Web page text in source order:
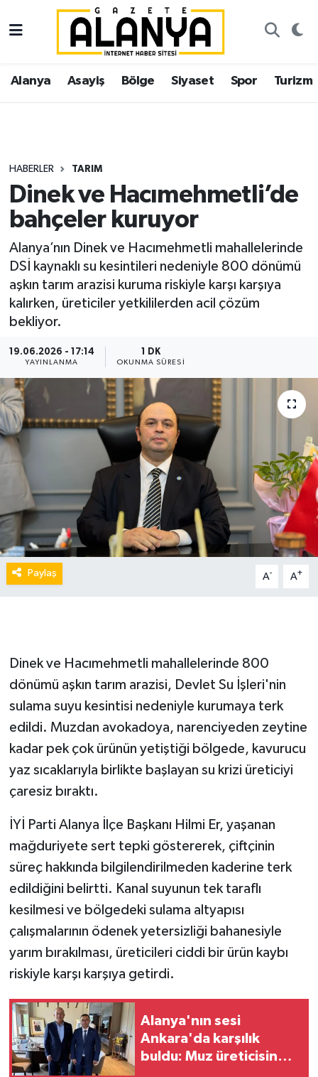
Alanya Asayiş Bölge Siyaset Spor Turizm
HABERLER TARIM
Dinek ve Hacımehmetli’de
bahçeler kuruyor
Alanya’nın Dinek ve Hacımehmetli mahallelerinde
DSİ kaynaklı su kesintileri nedeniyle 800 dönümü
aşkın tarım arazisi kuruma riskiyle karşı karşıya
kalırken, üreticiler yetkililerden acil çözüm
bekliyor.
19.06.2026 - 17:14
YAYINLANMA
1 DK
OKUNMA SÜRESI
Paylaş A- A+
Dinek ve Hacımehmetli mahallelerinde 800
dönümü aşkın tarım arazisi, Devlet Su İşleri'nin
sulama suyu kesintisi nedeniyle kurumaya terk
edildi. Muzdan avokadoya, narenciyeden zeytine
kadar pek çok ürünün yetiştiği bölgede, kavurucu
yaz sıcaklarıyla birlikte başlayan su krizi üreticiyi
çaresiz bıraktı.
İYİ Parti Alanya İlçe Başkanı Hilmi Er, yaşanan
mağduriyete sert tepki göstererek, çiftçinin
süreç hakkında bilgilendirilmeden kaderine terk
edildiğini belirtti. Kanal suyunun tek taraflı
kesilmesi ve bölgedeki sulama altyapısı
çalışmalarının ödenek yetersizliği bahanesiyle
yarım bırakılması, üreticileri ciddi bir ürün kaybı
riskiyle karşı karşıya getirdi.
Alanya'nın sesi
Ankara'da karşılık
buldu: Muz üreticisine
Alanya
Asayiş
Siyaset
Spor
Turizm
Ekonomi
Gazipaşa
İstanbul Nöbetçi Eczaneler
İstanbul Hava Durumu
Süper Lig Puan Durumu ve Fikstür
Tüm Manşetler
Son Dakika Haberleri
Haber Arşivi